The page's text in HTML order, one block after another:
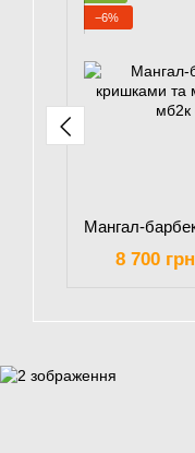
−6%
8 700 грн